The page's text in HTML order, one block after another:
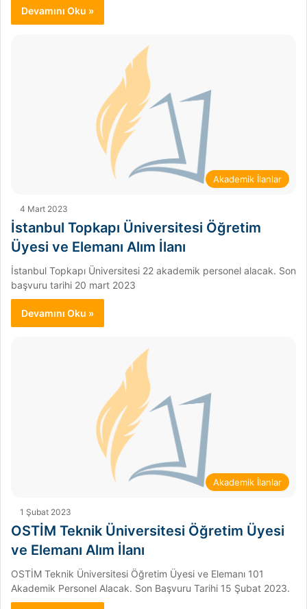
Devamını Oku »
Akademik İlanlar
4 Mart 2023
İstanbul Topkapı Üniversitesi Öğretim
Üyesi ve Elemanı Alım İlanı
İstanbul Topkapı Üniversitesi 22 akademik personel alacak. Son
başvuru tarihi 20 mart 2023
Devamını Oku »
Akademik İlanlar
1 Şubat 2023
OSTİM Teknik Üniversitesi Öğretim Üyesi
ve Elemanı Alım İlanı
OSTİM Teknik Üniversitesi Öğretim Üyesi ve Elemanı 101
Akademik Personel Alacak. Son Başvuru Tarihi 15 Şubat 2023.